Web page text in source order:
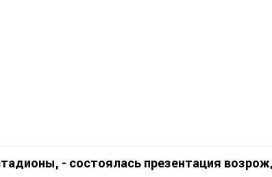
- состоялась презентация